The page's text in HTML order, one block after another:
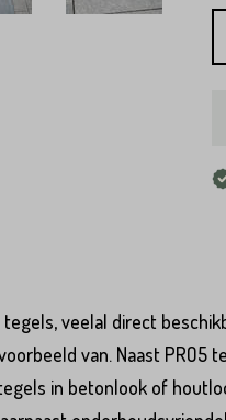
veelal direct
van. Naast PRO5
in betonlook of